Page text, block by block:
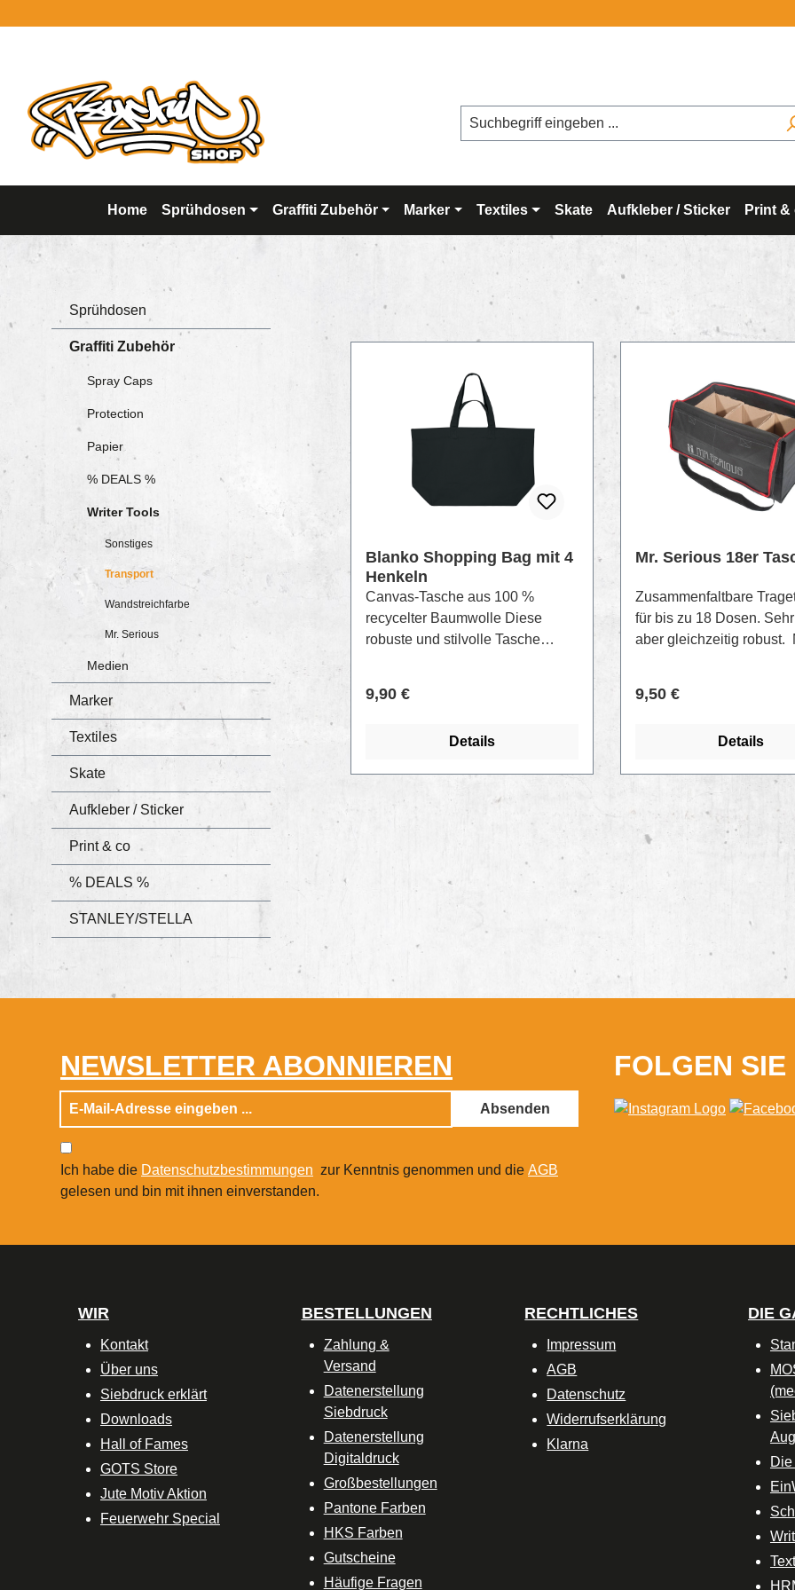
Home Sprühdosen Graffiti Zubehör Marker Textiles Skate Aufkleber / Sticker Print &
Sprühdosen
Graffiti Zubehör
Spray Caps
Protection
Papier
% DEALS %
Writer Tools
Sonstiges
Transport
Wandstreichfarbe
Mr. Serious
Medien
Marker
Textiles
Skate
Aufkleber / Sticker
Print & co
% DEALS %
STANLEY/STELLA
Blanko Shopping Bag mit 4
Henkeln
Canvas-Tasche aus 100 %
recycelter Baumwolle Diese
robuste und stilvolle Tasche
und sicher transportieren wollen.
vorgewaschenem Canvas (100 %
Sprühdosen oder deinen
Die Henkel aus dem gleichen
Hauptmaterial sind mit einem
stabilen Kreuzstich verstärkt und
sorgen für komfortables Tragen,
Schulter. Oben lässt sich die
Tasche mit einem
sich außerdem ein zusätzliches
Sprühköpfe oder kleine Tools.
Feine Details wie
Innennähten und der Einnadel-
Handwäsche empfohlen.
Regulärer Preis:
9,90 €
Details
Mr. Serious 18er
Zusammenfaltbare
für bis zu 18 Dosen.
aber gleichzeitig robust.
Regulärer Preis:
9,50 €
Details
NEWSLETTER ABONNIEREN
Absenden
Ich habe die Datenschutzbestimmungen zur Kenntnis genommen und die AGB
gelesen und bin mit ihnen einverstanden.
FOLGEN SIE
WIR
Kontakt
Über uns
Siebdruck erklärt
Downloads
Hall of Fames
GOTS Store
Jute Motiv Aktion
Feuerwehr Special
BESTELLUNGEN
Zahlung &
Versand
Datenerstellung
Siebdruck
Datenerstellung
Digitaldruck
Großbestellungen
Pantone Farben
HKS Farben
Gutscheine
Häufige Fragen
RECHTLICHES
Impressum
AGB
Datenschutz
Widerrufserklärung
Klarna
DIE